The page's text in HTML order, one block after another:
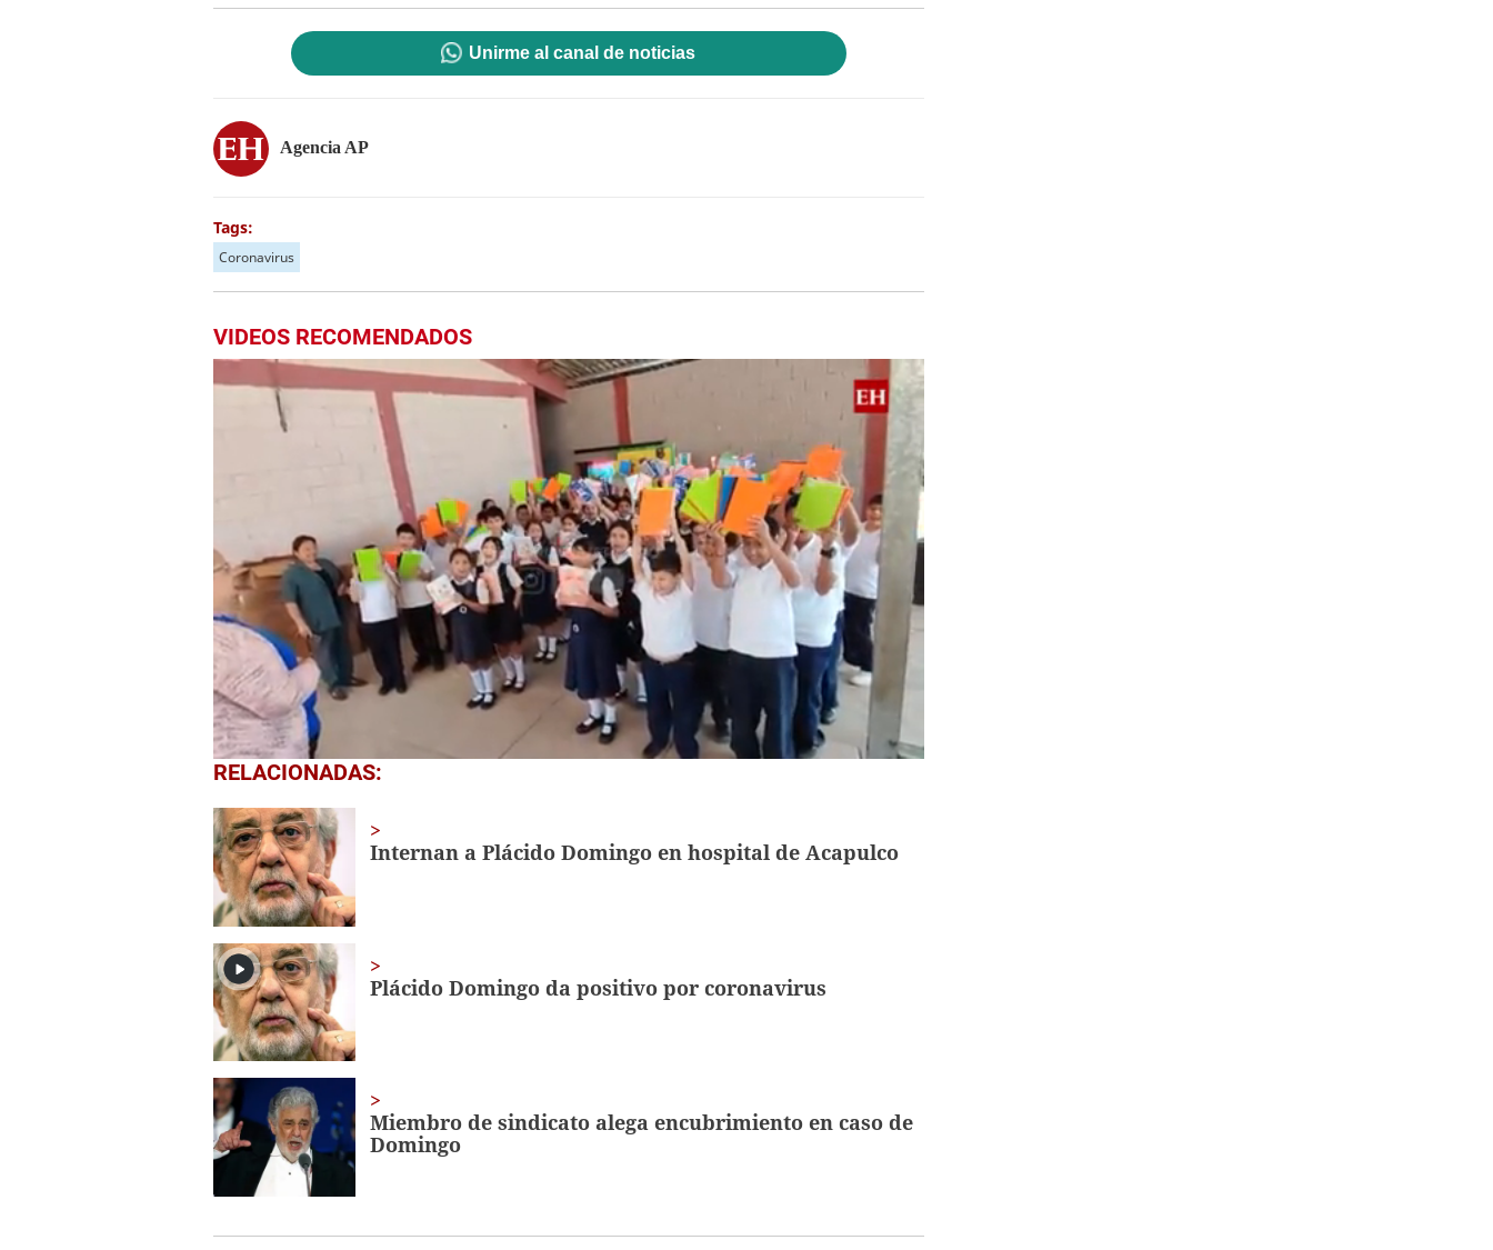
Unirme al canal de noticias
Agencia AP
Tags:
Coronavirus
VIDEOS RECOMENDADOS
0
seconds
1
minute,
56
secondsVolume
0%
RELACIONADAS:
Internan a Plácido Domingo en hospital de Acapulco
Plácido Domingo da positivo por coronavirus
Miembro de sindicato alega encubrimiento en caso de
Domingo